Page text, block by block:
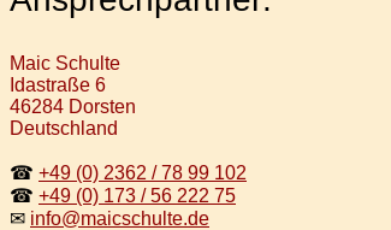
Maic Schulte
Idastraße 6
46284 Dorsten
Deutschland
☎ +49 (0) 2362 / 78 99 102
☎ +49 (0) 173 / 56 222 75
✉ info@maicschulte.de